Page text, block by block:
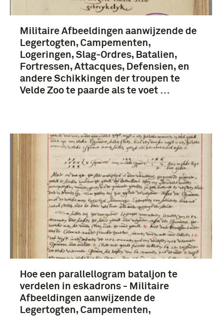
Staatse Leger (1579-1795) (168)
infanterie (54)
artillerie (26)
cavalerie (21)
Meer
Militaire Afbeeldingen aanwijzende de
Legertogten, Campementen,
Logeringen, Slag-Ordres, Batalien,
Fortressen, Attacques, Defensien, en
andere Schikkingen der troupen te
Velde Zoo te paarde als te voet …
Hoe een parallellogram bataljon te
verdelen in eskadrons - Militaire
Afbeeldingen aanwijzende de
Legertogten, Campementen,